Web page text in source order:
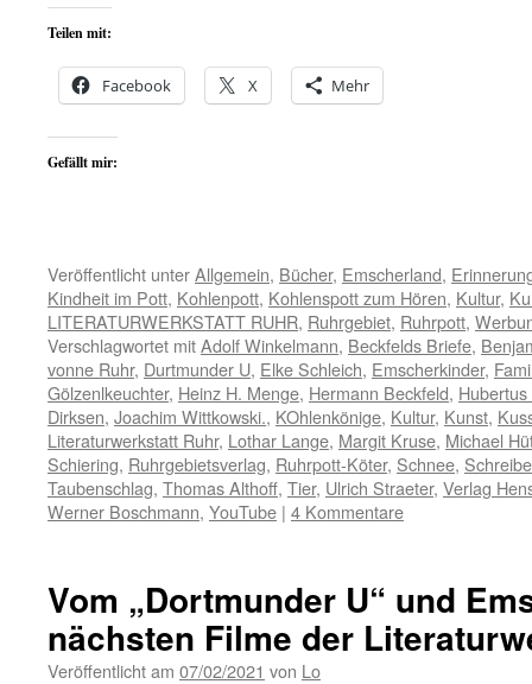
Teilen mit:
Facebook X Mehr
Gefällt mir:
Veröffentlicht unterAllgemein, Bücher, Emscherland,
Kindheit im Pott, Kohlenpott, Kohlenspott zum Hören, Kultur,
LITERATURWERKSTATT RUHR, Ruhrgebiet, Ruhrpott,
Verschlagwortet mitAdolf Winkelmann, Beckfelds Briefe,
vonne Ruhr, Durtmunder U, Elke Schleich, Emscherkinder,
Gölzenlkeuchter, Heinz H. Menge, Hermann Beckfeld,
Dirksen, Joachim Wittkowski., KOhlenkönige, Kultur, Kunst,
Literaturwerkstatt Ruhr, Lothar Lange, Margit Kruse, Michael
Schiering, Ruhrgebietsverlag, Ruhrpott-Köter, Schnee,
Taubenschlag, Thomas Althoff, Tier, Ulrich Straeter, Verlag
Werner Boschmann, YouTube | 4 Kommentare
Vom „Dortmunder U“ und
nächsten Filme der
Veröffentlicht am 07/02/2021 von Lo